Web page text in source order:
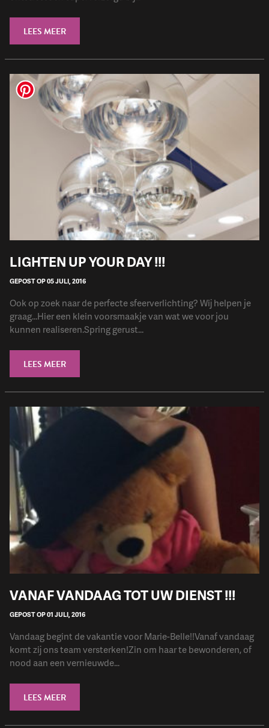
LEES MEER
LIGHTEN UP YOUR DAY !!!
GEPOST OP 05 JULI, 2016
Ook op zoek naar de perfecte sfeerverlichting? Wij helpen je
graag...Hier een klein voorsmaakje van wat we voor jou
kunnen realiseren.Spring gerust...
LEES MEER
VANAF VANDAAG TOT UW DIENST !!!
GEPOST OP 01 JULI, 2016
Vandaag begint de vakantie voor Marie-Belle!!Vanaf vandaag
komt zij ons team versterken!Zin om haar te bewonderen, of
nood aan een vernieuwde...
LEES MEER